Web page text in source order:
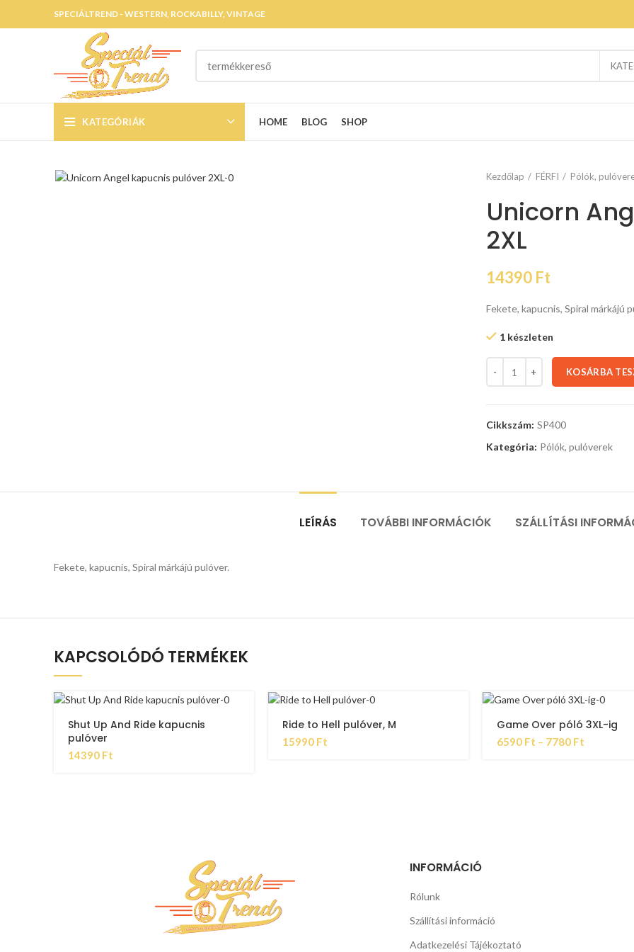
SPECIÁLTREND - WESTERN, ROCKABILLY, VINTAGE
KATEGÓRIÁK HOME BLOG SHOP
Kezdőlap FÉRFI Pólók,
Unicorn
2XL
14390 Ft
Fekete, kapucnis, Spiral márkájú
1 készleten
KOSÁRBA
Cikkszám: SP400
Kategória: Pólók, pulóverek
LEÍRÁS TOVÁBBI INFORMÁCIÓK SZÁLLÍTÁSI
Fekete, kapucnis, Spiral márkájú pulóver.
KAPCSOLÓDÓ TERMÉKEK
Shut Up And Ride kapucnis
pulóver
14390 Ft
Ride to Hell pulóver, M
15990 Ft
Game Over póló 3XL-ig
6590 Ft – 7780 Ft
INFORMÁCIÓ
Rólunk
Szállítási információ
Adatkezelési Tájékoztató